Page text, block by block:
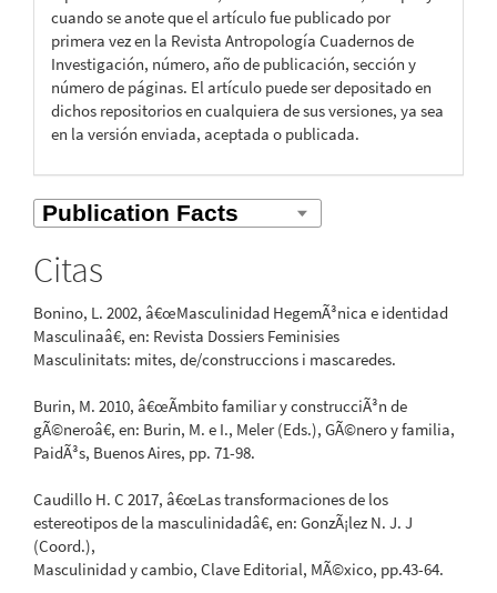
cuando se anote que el artículo fue publicado por
primera vez en la Revista Antropología Cuadernos de
Investigación, número, año de publicación, sección y
número de páginas. El artículo puede ser depositado en
dichos repositorios en cualquiera de sus versiones, ya sea
en la versión enviada, aceptada o publicada.
Citas
Bonino, L. 2002, â€œMasculinidad HegemÃ³nica e identidad
Masculinaâ€, en: Revista Dossiers Feminisies
Masculinitats: mites, de/construccions i mascaredes.
Burin, M. 2010, â€œÃmbito familiar y construcciÃ³n de
gÃ©neroâ€, en: Burin, M. e I., Meler (Eds.), GÃ©nero y familia,
PaidÃ³s, Buenos Aires, pp. 71-98.
Caudillo H. C 2017, â€œLas transformaciones de los
estereotipos de la masculinidadâ€, en: GonzÃ¡lez N. J. J
(Coord.),
Masculinidad y cambio, Clave Editorial, MÃ©xico, pp.43-64.